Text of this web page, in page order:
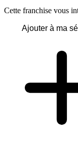
Cette franchise vous
Ajouter à ma